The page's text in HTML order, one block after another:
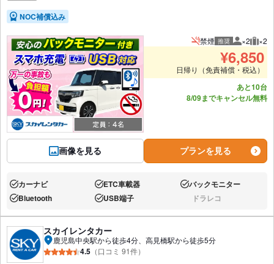
NOC補償込み
画像を見る
禁煙 推奨 推奨人数
×2 推
×2
¥6,850
日帰り（免責補償・税込）
あと10台
8/09までキャンセル無料
プランを見る
あり:カーナビ あり:ETC車載器 あり:バックモニター
あり:Bluetooth あり:USB端子 なし:ドラレコ
スカイレンタカー
鹿児島中央駅から徒歩4分、高見橋駅から徒歩5分
4.5 （口コミ 91件）